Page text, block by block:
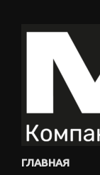
ГЛАВНАЯ